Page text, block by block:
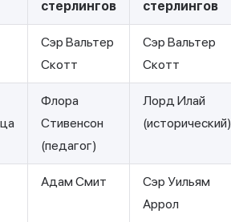
стерлингов
стерлингов
Сэр Вальтер
Скотт
Сэр Вальтер
Скотт
Флора
Стивенсон
(педагог)
Лорд Илай
(исторический)
Адам Смит
Сэр Уильям
Аррол